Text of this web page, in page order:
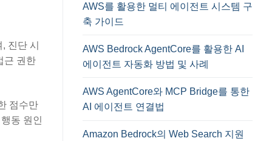
진단 시
근 권한
점수만
동 원인
AWS를 활용한 멀티 에이전트 시스템 구
축 가이드
AWS Bedrock AgentCore를 활용한 AI
에이전트 자동화 방법 및 사례
AWS AgentCore와 MCP Bridge를 통한
AI 에이전트 연결법
Amazon Bedrock의 Web Search 지원